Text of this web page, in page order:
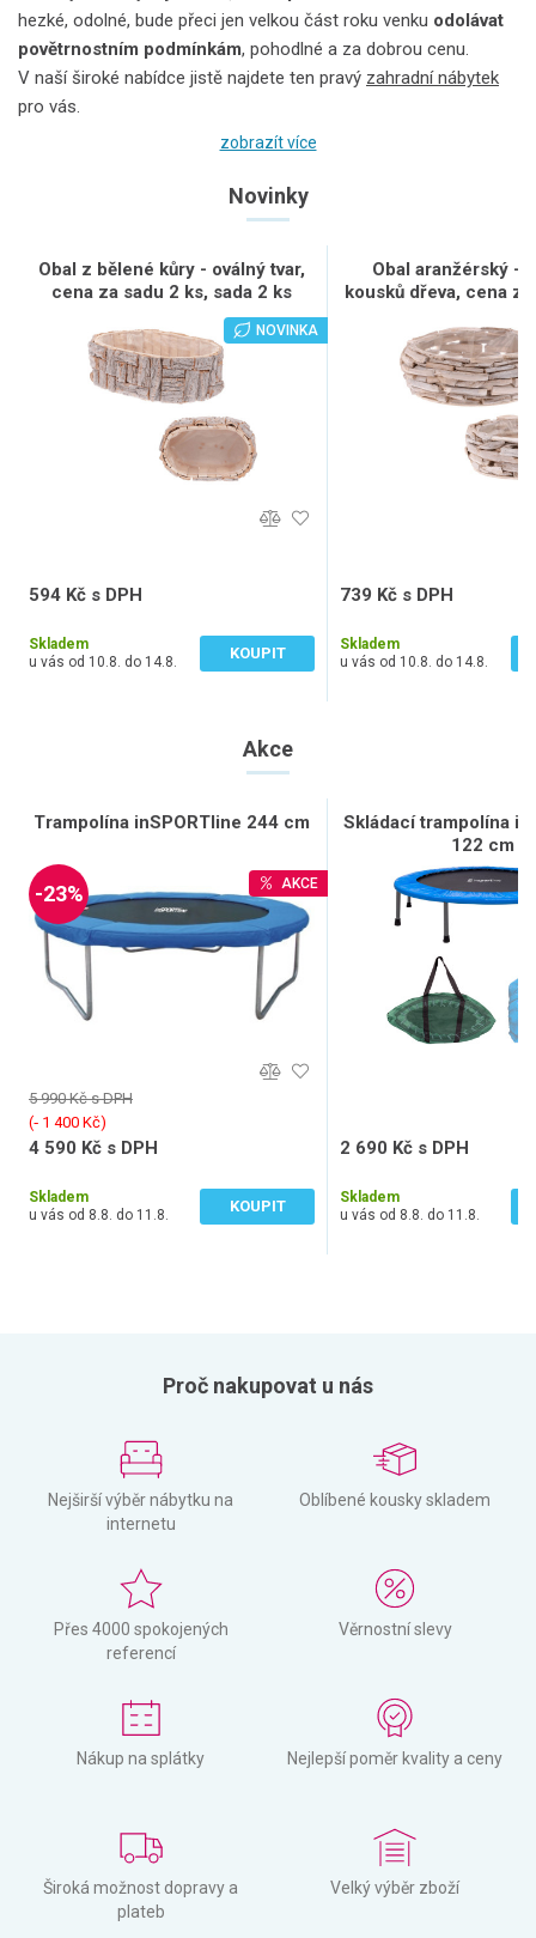
hezké, odolné, bude přeci jen velkou část roku venku odolávat
povětrnostním podmínkám, pohodlné a za dobrou cenu.
V naší široké nabídce jistě najdete ten pravý zahradní nábytek
pro vás.
. Jak vybrat ten pravý?
Klasikou je dřevo
je nábytek z exotického dřeva, jako je týk. Odolná je také
severská borovice. Tento nábytek nevyžaduje takřka žádnou
péči, stačí ho vždy na začátku sezony natřít speciálním olejem.
Nábytek ze smrku či borovice vyžaduje o něco víc péče a neměl
by být vystavený dešti.
zahradní nábytek z kovu
z umělého ratanu
neskutečně pohodlný a navíc je plně bezúdržbový. Je odolný
zobrazít více
Novinky
Obal z bělené kůry - oválný tvar,
cena za sadu 2 ks, sada 2 ks
NOVINKA
594 Kč s DPH
Skladem
u vás od 10.8. do 14.8.
KOUPIT
Obal aranžérský -
kousků dřeva, cena
739 Kč s DPH
Skladem
u vás od 10.8. do 14.8.
Akce
Trampolína inSPORTline 244 cm
AKCE
-23%
5 990 Kč s DPH
(‐ 1 400 Kč)
4 590 Kč s DPH
Skladem
u vás od 8.8. do 11.8.
KOUPIT
Skládací trampolína
122 cm
2 690 Kč s DPH
Skladem
u vás od 8.8. do 11.8.
Proč nakupovat u nás
Nejširší výběr nábytku na
internetu
Oblíbené kousky skladem
Přes 4000 spokojených
referencí
Věrnostní slevy
Nákup na splátky Nejlepší poměr kvality a ceny
Široká možnost dopravy a
plateb
Velký výběr zboží